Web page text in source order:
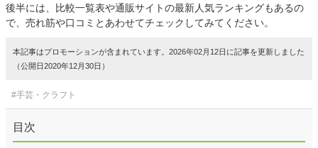
後半には、比較一覧表や通販サイトの最新人気ランキングもあるの
で、売れ筋や口コミとあわせてチェックしてみてください。
本記事はプロモーションが含まれています。2026年02月12日に記事を更新しました
（公開日2020年12月30日）
#手芸・クラフト
目次